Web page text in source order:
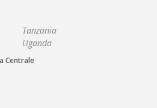
Tanzania
Uganda
Centrale